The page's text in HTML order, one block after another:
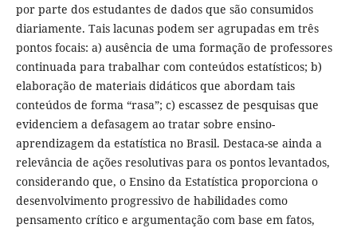
por parte dos estudantes de dados que são consumidos
diariamente. Tais lacunas podem ser agrupadas em três
pontos focais: a) ausência de uma formação de professores
continuada para trabalhar com conteúdos estatísticos; b)
elaboração de materiais didáticos que abordam tais
conteúdos de forma “rasa”; c) escassez de pesquisas que
evidenciem a defasagem ao tratar sobre ensino-
aprendizagem da estatística no Brasil. Destaca-se ainda a
relevância de ações resolutivas para os pontos levantados,
considerando que, o Ensino da Estatística proporciona o
desenvolvimento progressivo de habilidades como
pensamento crítico e argumentação com base em fatos,